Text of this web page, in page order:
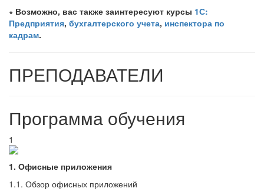
∗ Возможно, вас также заинтересуют курсы 1С:
Предприятия, бухгалтерского учета, инспектора по
кадрам.
ПРЕПОДАВАТЕЛИ
Программа обучения
1
1. Офисные приложения
1.1. Обзор офисных приложений